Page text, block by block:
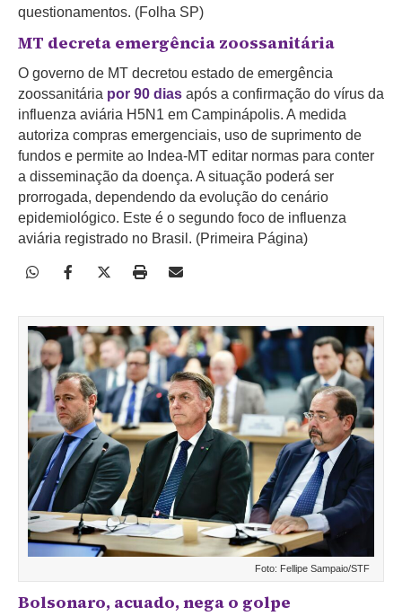
questionamentos. (Folha SP)
MT decreta emergência zoossanitária
O governo de MT decretou estado de emergência
zoossanitária por 90 dias após a confirmação do vírus da
influenza aviária H5N1 em Campinápolis. A medida
autoriza compras emergenciais, uso de suprimento de
fundos e permite ao Indea-MT editar normas para conter
a disseminação da doença. A situação poderá ser
prorrogada, dependendo da evolução do cenário
epidemiológico. Este é o segundo foco de influenza
aviária registrado no Brasil. (Primeira Página)
Foto: Fellipe Sampaio/STF
Bolsonaro, acuado, nega o golpe